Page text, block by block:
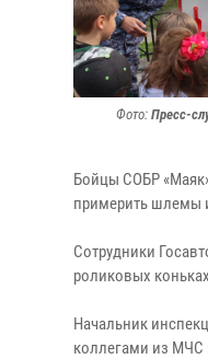
Фото: Пресс-
Бойцы СОБР
примерить шлемы
Сотрудники
роликовых
Начальник
коллегами из МЧС